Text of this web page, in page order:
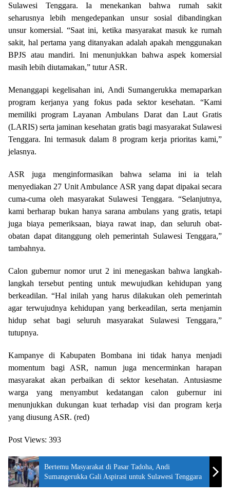
Sulawesi Tenggara. Ia menekankan bahwa rumah sakit
seharusnya lebih mengedepankan unsur sosial dibandingkan
unsur komersial. “Saat ini, ketika masyarakat masuk ke rumah
sakit, hal pertama yang ditanyakan adalah apakah menggunakan
BPJS atau mandiri. Ini menunjukkan bahwa aspek komersial
masih lebih diutamakan,” tutur ASR.
Menanggapi kegelisahan ini, Andi Sumangerukka memaparkan
program kerjanya yang fokus pada sektor kesehatan. “Kami
memiliki program Layanan Ambulans Darat dan Laut Gratis
(LARIS) serta jaminan kesehatan gratis bagi masyarakat Sulawesi
Tenggara. Ini termasuk dalam 8 program kerja prioritas kami,”
jelasnya.
ASR juga menginformasikan bahwa selama ini ia telah
menyediakan 27 Unit Ambulance ASR yang dapat dipakai secara
cuma-cuma oleh masyarakat Sulawesi Tenggara. “Selanjutnya,
kami berharap bukan hanya sarana ambulans yang gratis, tetapi
juga biaya pemeriksaan, biaya rawat inap, dan seluruh obat-
obatan dapat ditanggung oleh pemerintah Sulawesi Tenggara,”
tambahnya.
Calon gubernur nomor urut 2 ini menegaskan bahwa langkah-
langkah tersebut penting untuk mewujudkan kehidupan yang
berkeadilan. “Hal inilah yang harus dilakukan oleh pemerintah
agar terwujudnya kehidupan yang berkeadilan, serta menjamin
hidup sehat bagi seluruh masyarakat Sulawesi Tenggara,”
tutupnya.
Kampanye di Kabupaten Bombana ini tidak hanya menjadi
momentum bagi ASR, namun juga mencerminkan harapan
masyarakat akan perbaikan di sektor kesehatan. Antusiasme
warga yang menyambut kedatangan calon gubernur ini
menunjukkan dukungan kuat terhadap visi dan program kerja
yang diusung ASR. (red)
Post Views: 393
Bertemu Masyarakat di Pasar Tadoha, Andi
Sumangerukka Gali Aspirasi untuk Sulawesi Tenggara